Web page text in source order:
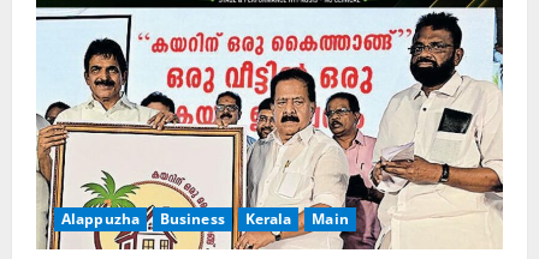
Alappuzha Business Kerala Main